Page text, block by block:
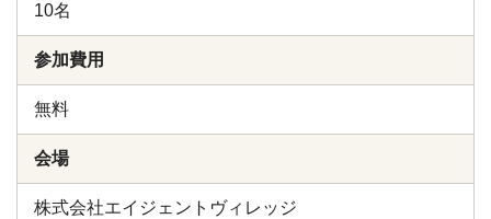
10名
参加費用
無料
会場
株式会社エイジェントヴィレッジ